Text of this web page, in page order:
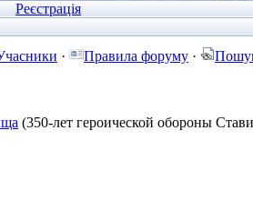
Реєстрація
· Правила форуму ·
(350-лет героической обороны